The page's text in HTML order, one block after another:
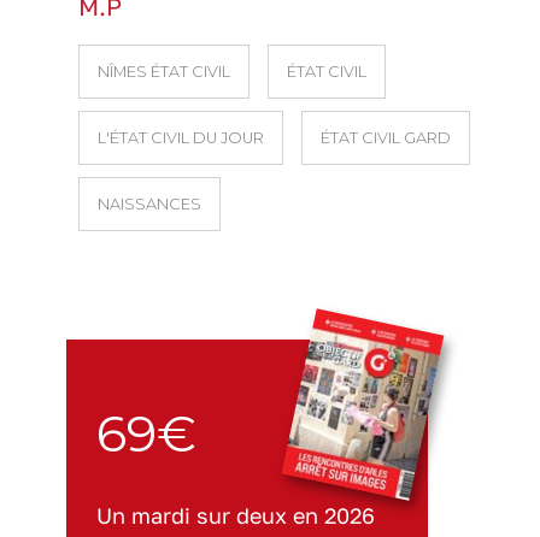
M.P
NÎMES ÉTAT CIVIL ÉTAT CIVIL
L'ÉTAT CIVIL DU JOUR ÉTAT CIVIL GARD
NAISSANCES
69€
Un mardi sur deux en 2026